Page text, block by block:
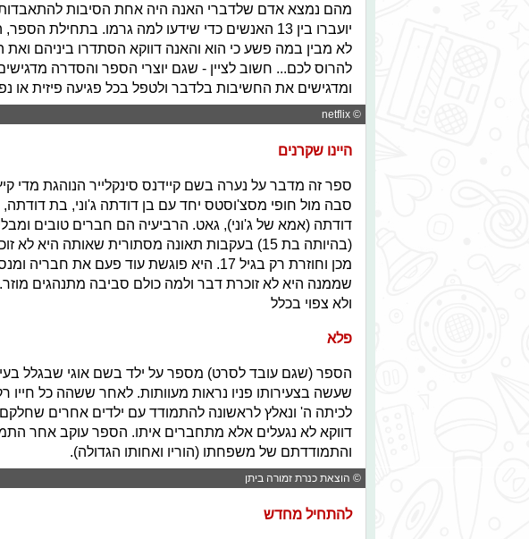
מהם נמצא אדם שלדברי האנה היה אחת הסיבות
יועברו בין 13 האנשים כדי שידעו למה גרמו. בתחילת
לא מבין במה פשע כי הוא והאנה דווקא הסתדרו ביניהם
להרוס לכם... חשוב לציין - שגם יוצרי הספר והסדרה מדגישים
ומדגישים את החשיבות בלדבר ולטפל בכל פגיעה פיזית או
© netflix
היינו שקרנים
ספר זה מדבר על נערה בשם קיידנס סינקלייר הנוהגת מדי
סבה מול חופי מסצ'וסטס יחד עם בן דודתה ג'וני, בת דודתה,
דודתה (אמא של ג'וני), גאט. הרביעיה הם חברים טובים
(בהיותה בת 15) בעקבות תאונה מסתורית שאותה
מכן וחוזרת רק בגיל 17. היא פוגשת עוד פעם
שממנה היא לא זוכרת דבר ולמה כולם סביבה מתנהגים
ולא צפוי בכלל
פלא
הספר (שגם עובד לסרט) מספר על ילד בשם אוגי שבגלל בעיות
שעשה בצעירותו פניו נראות מעוותות. לאחר ששהה כל
לכיתה ה' ונאלץ לראשונה להתמודד עם ילדים אחרים שחלקם
דווקא לא נגעלים אלא מתחברים איתו. הספר עוקב אחר
והתמודדתם של משפחתו (הוריו ואחותו הגדולה).
© הוצאת כנרת זמורה ביתן
להתחיל מחדש